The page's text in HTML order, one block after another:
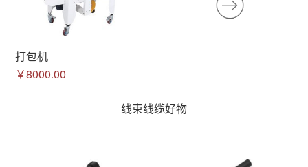
打包机
￥8000.00
线束线缆好物